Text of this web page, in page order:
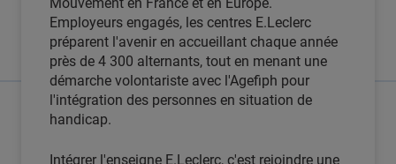
Employeurs engagés, les centres E.Leclerc
préparent l'avenir en accueillant chaque année
près de 4 300 alternants, tout en menant une
démarche volontariste avec l'Agefiph pour
l'intégration des personnes en situation de
handicap.
Intégrer l'enseigne E.Leclerc, c'est rejoindre une